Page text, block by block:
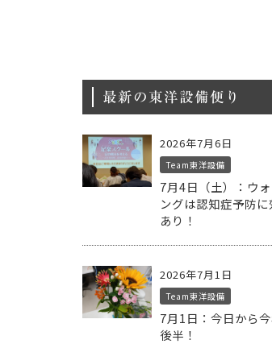
最新の東洋設備便り
2026年7月6日
Team東洋設備
7月4日（土）：ウ
ングは認知症予防に
あり！
2026年7月1日
Team東洋設備
7月1日：今日から
後半！